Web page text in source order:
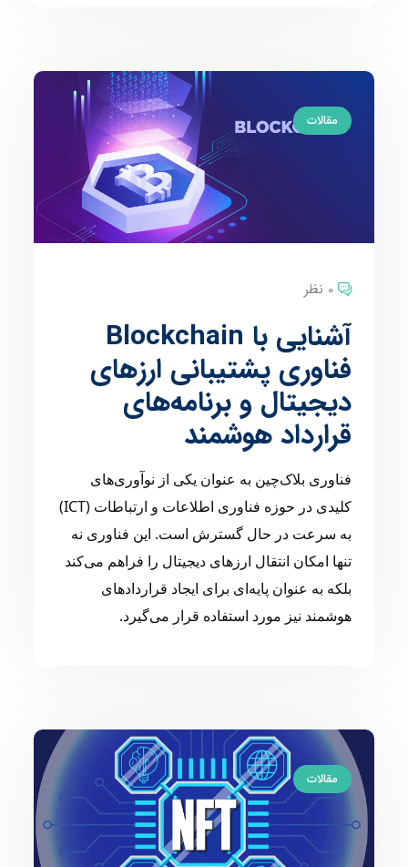
مقالات
0 نظر
آشنایی با Blockchain
فناوری پشتیبانی ارزهای
دیجیتال و برنامه‌های
قرارداد هوشمند
فناوری بلاک‌چین به عنوان یکی از نوآوری‌های
کلیدی در حوزه فناوری اطلاعات و ارتباطات (ICT)
به سرعت در حال گسترش است. این فناوری نه
تنها امکان انتقال ارزهای دیجیتال را فراهم می‌کند
بلکه به عنوان پایه‌ای برای ایجاد قراردادهای
هوشمند نیز مورد استفاده قرار می‌گیرد.
مقالات